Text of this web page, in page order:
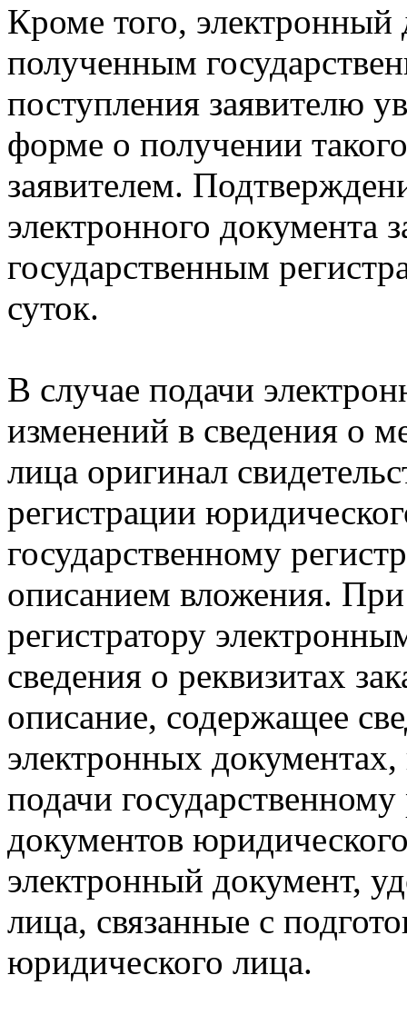
Кроме того, электронный
полученным
поступления заявителю
форме о получении
заявителем.
электронного документа
государственным
суток.
В случае подачи
изменений в сведения о
лица оригинал
регистрации
государственному
описанием вложения.
регистратору
сведения о реквизитах
описание, содержащее
электронных
подачи
документов
электронный документ,
лица, связанные с
юридического лица.